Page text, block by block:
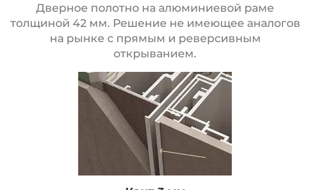
Дверное полотно на алюминиевой раме
толщиной 42 мм. Решение не имеющее аналогов
на рынке с прямым и реверсивным
открыванием.